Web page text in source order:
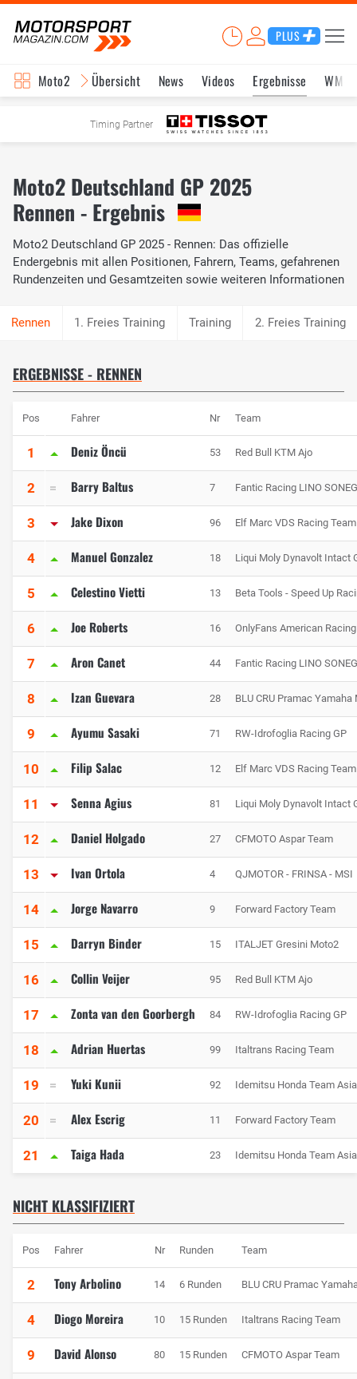
PLUS
Moto2 Übersicht News Videos Ergebnisse WM-
Timing Partner
Moto2 Deutschland GP 2025
Rennen - Ergebnis
Moto2 Deutschland GP 2025 - Rennen: Das offizielle
Endergebnis mit allen Positionen, Fahrern, Teams, gefahrenen
Rundenzeiten und Gesamtzeiten sowie weiteren Informationen
1. Freies Training Training 2. Freies Training
ERGEBNISSE - RENNEN
Pos Fahrer Nr Team
1 Deniz Öncü 53 Red Bull KTM Ajo
2 Barry Baltus 7 Fantic Racing LINO
3 Jake Dixon 96 Elf Marc VDS Racing Team
4 Manuel Gonzalez 18 Liqui Moly Dynavolt Intact
5 Celestino Vietti 13 Beta Tools - Speed Up
6 Joe Roberts 16 OnlyFans American
7 Aron Canet 44 Fantic Racing LINO
8 Izan Guevara 28 BLU CRU Pramac Yamaha
9 Ayumu Sasaki 71 RW-Idrofoglia Racing GP
10 Filip Salac 12 Elf Marc VDS Racing Team
11 Senna Agius 81 Liqui Moly Dynavolt Intact
12 Daniel Holgado 27 CFMOTO Aspar Team
13 Ivan Ortola 4 QJMOTOR - FRINSA - MSI
14 Jorge Navarro 9 Forward Factory Team
15 Darryn Binder 15 ITALJET Gresini Moto2
16 Collin Veijer 95 Red Bull KTM Ajo
17 Zonta van den Goorbergh 84 RW-Idrofoglia Racing GP
18 Adrian Huertas 99 Italtrans Racing Team
19 Yuki Kunii 92 Idemitsu Honda Team Asia
20 Alex Escrig 11 Forward Factory Team
21 Taiga Hada 23 Idemitsu Honda Team Asia
NICHT KLASSIFIZIERT
Pos Fahrer Nr Runden Team
2 Tony Arbolino 14 6 Runden BLU CRU Pramac
4 Diogo Moreira 10 15 Runden Italtrans Racing Team
9 David Alonso 80 15 Runden CFMOTO Aspar Team